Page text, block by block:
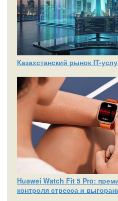
Казахстанский рынок IT-
Huawei Watch Fit 5 Pro:
контроля стресса и